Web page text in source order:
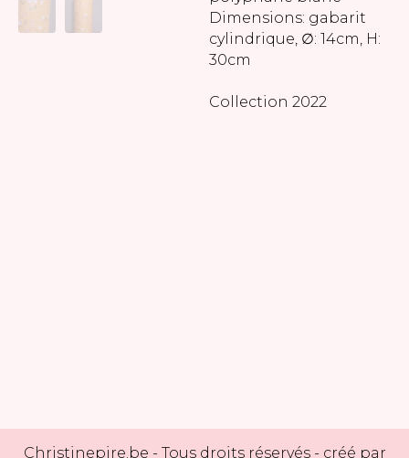
Dimensions: gabarit
cylindrique, ∅: 14cm, H:
30cm
Collection 2022
Christinepire.be - Tous droits réservés - créé par